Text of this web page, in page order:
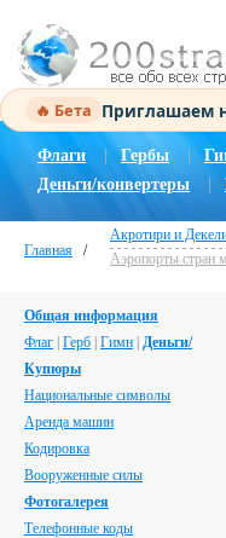
🔥 Бета Приглашаем
Флаги Гербы
Деньги/конвертеры
Главная /
Акротири и
Аэропорты стран
Общая информация
Флаг Герб Гимн Деньги/
Купюры
Национальные символы
Аренда машин
Кодировка
Вооруженные силы
Фотогалерея
Телефонные коды